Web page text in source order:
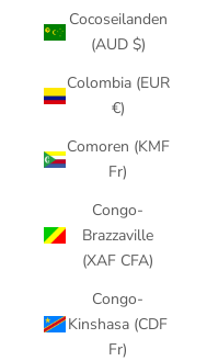
Cocoseilanden
(AUD $)
Colombia (EUR
€)
Comoren (KMF
Fr)
Congo-
Brazzaville
(XAF CFA)
Congo-
Kinshasa (CDF
Fr)